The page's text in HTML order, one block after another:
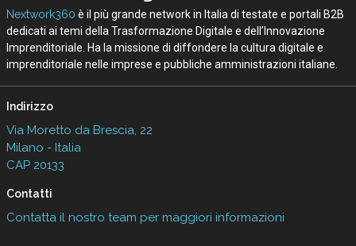
Nextwork360 è il più grande network in Italia di testate e portali B2B
dedicati ai temi della Trasformazione Digitale e dell’Innovazione
Imprenditoriale. Ha la missione di diffondere la cultura digitale e
imprenditoriale nelle imprese e pubbliche amministrazioni italiane.
Indirizzo
Via Moretto da Brescia, 22
Milano - Italia
CAP 20133
Contatti
Contatta il nostro team per maggiori informazioni